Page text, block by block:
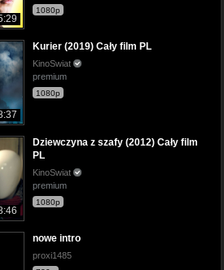
1080p
Kurier (2019) Cały film PL
KinoSwiat
premium
1080p
Dziewczyna z szafy (2012) Cały film
PL
KinoSwiat
premium
1080p
nowe intro
proxi1485